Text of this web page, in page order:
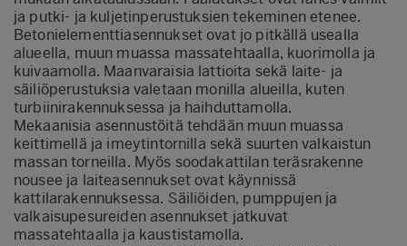
ja putki- ja kuljetinperustuksien tekeminen etenee.
Betonielementtiasennukset ovat jo pitkällä usealla
alueella, muun muassa massatehtaalla, kuorimolla ja
kuivaamolla. Maanvaraisia lattioita sekä laite- ja
säiliöperustuksia valetaan monilla alueilla, kuten
turbiinirakennuksessa ja haihduttamolla.
Mekaanisia asennustöitä tehdään muun muassa
keittimellä ja imeytintornilla sekä suurten valkaistun
massan torneilla. Myös soodakattilan teräsrakenne
nousee ja laiteasennukset ovat käynnissä
kattilarakennuksessa. Säiliöiden, pumppujen ja
valkaisupesureiden asennukset jatkuvat
massatehtaalla ja kaustistamolla.